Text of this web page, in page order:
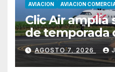
AVIACION AVIACION
Clic Air amplía
de temporada
rutas hacia
AGOSTO 7, 2026